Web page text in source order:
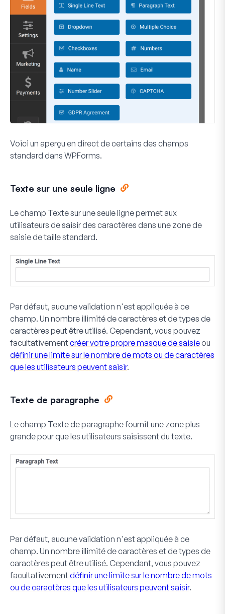
Voici un aperçu en direct de certains des champs
standard dans WPForms.
Texte sur une seule ligne
Le champ Texte sur une seule ligne permet aux
utilisateurs de saisir des caractères dans une zone de
saisie de taille standard.
Par défaut, aucune validation n'est appliquée à ce
champ. Un nombre illimité de caractères et de types de
caractères peut être utilisé. Cependant, vous pouvez
facultativementcréer votre propre masque de saisieou
définir une limite sur le nombre de mots ou de caractères
que les utilisateurs peuvent saisir.
Texte de paragraphe
Le champ Texte de paragraphe fournit une zone plus
grande pour que les utilisateurs saisissent du texte.
Par défaut, aucune validation n'est appliquée à ce
champ. Un nombre illimité de caractères et de types de
caractères peut être utilisé. Cependant, vous pouvez
facultativementdéfinir une limite sur le nombre de mots
ou de caractères que les utilisateurs peuvent saisir.